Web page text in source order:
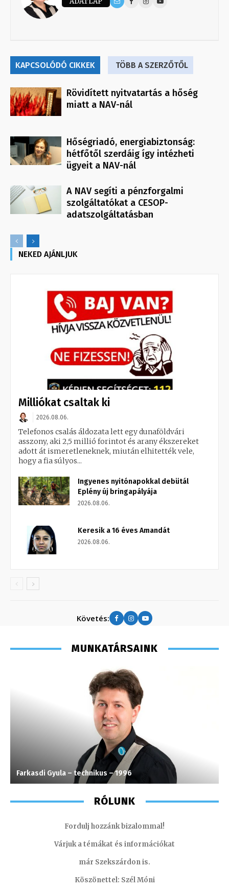
KAPCSOLÓDÓ CIKKEK TÖBB A SZERZŐTŐL
Rövidített nyitvatartás a hőség
miatt a NAV-nál
Hőségriadó, energiabiztonság:
hétfőtől szerdáig így intézheti
ügyeit a NAV-nál
A NAV segíti a pénzforgalmi
szolgáltatókat a CESOP-
adatszolgáltatásban
NEKED AJÁNLJUK
Milliókat csaltak ki
2026.08.06.
Telefonos csalás áldozata lett egy dunaföldvári
asszony, aki 2,5 millió forintot és arany ékszereket
adott át ismeretleneknek, miután elhitették vele,
hogy a fia súlyos...
Ingyenes nyitónapokkal debütál
Eplény új bringapályája
2026.08.06.
Keresik a 16 éves Amandát
2026.08.06.
Követés:
MUNKATÁRSAINK
Farkasdi Gyula – technikus – 1996
RÓLUNK
Fordulj hozzánk bizalommal!
Várjuk a témákat és információkat
már Szekszárdon is.
Köszönettel: Szél Móni